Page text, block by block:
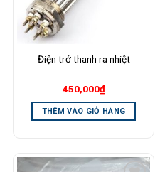
Điện trở thanh ra nhiệt
450,000₫
THÊM VÀO GIỎ HÀNG